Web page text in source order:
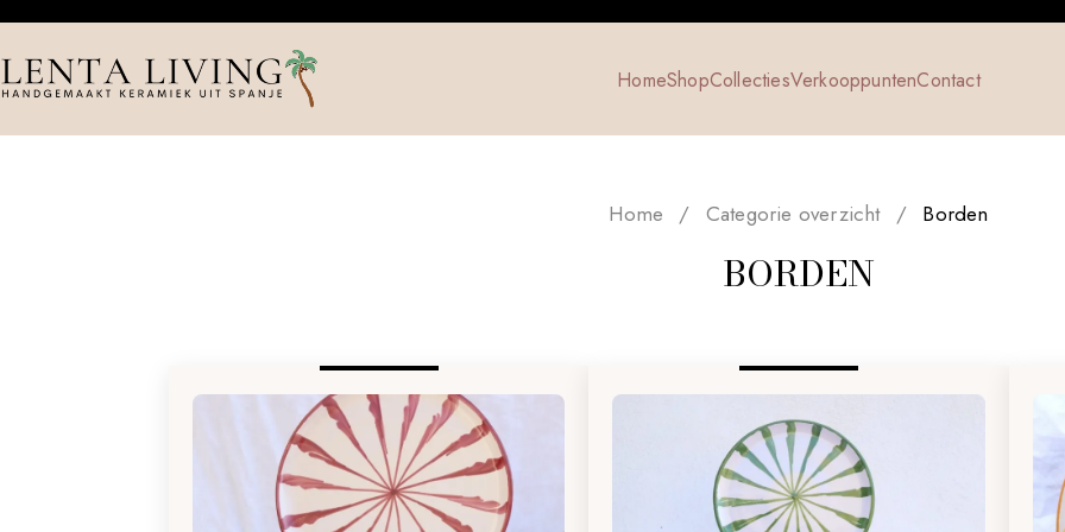
HomeShopCollectiesVerkooppuntenContact
BORDEN
Home / Categorie overzicht / Borden